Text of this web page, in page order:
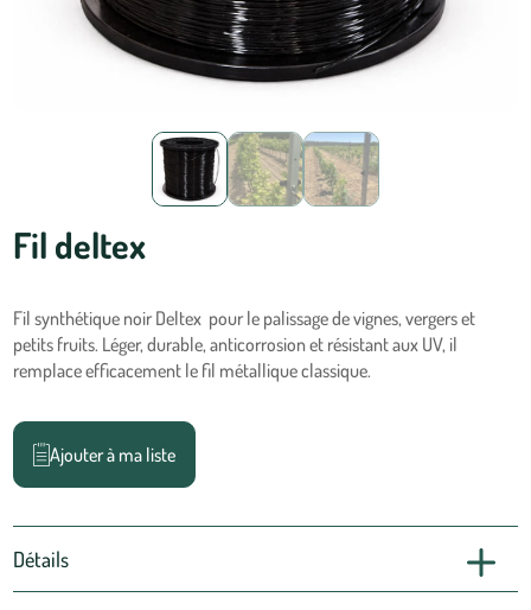
Fil deltex
Fil synthétique noir Deltex pour le palissage de vignes, vergers et
petits fruits. Léger, durable, anticorrosion et résistant aux UV, il
remplace efficacement le fil métallique classique.
Ajouter à ma liste
Détails